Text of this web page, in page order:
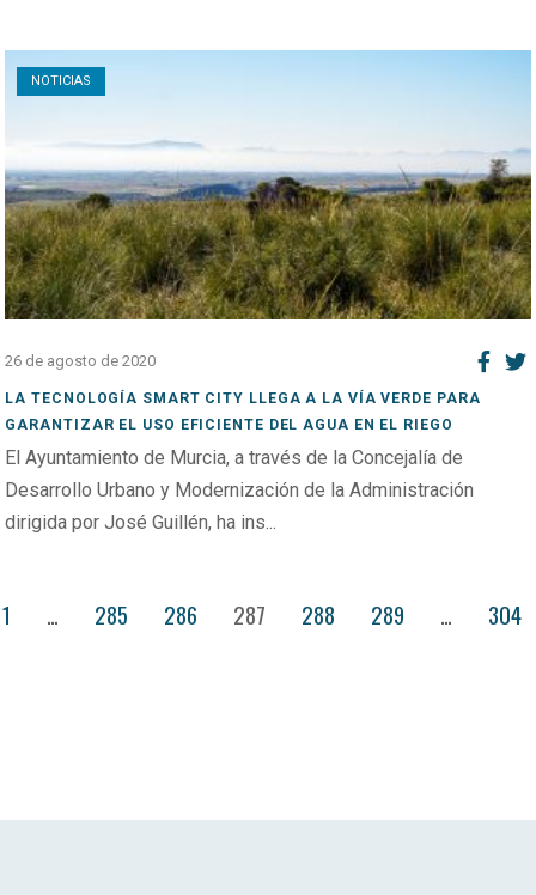
NOTICIAS
Open post
26 de agosto de 2020
LA TECNOLOGÍA SMART CITY LLEGA A LA VÍA VERDE PARA
GARANTIZAR EL USO EFICIENTE DEL AGUA EN EL RIEGO
El Ayuntamiento de Murcia, a través de la Concejalía de
Desarrollo Urbano y Modernización de la Administración
dirigida por José Guillén, ha ins...
1 … 285 286 287 288 289 … 304